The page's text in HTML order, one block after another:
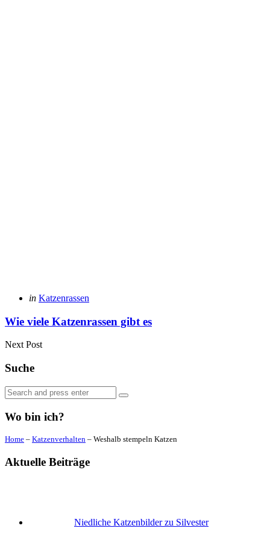
Posted
in Katzenrassen
Wie viele Katzenrassen gibt es
Next Post
Suche
Search
for:
Search
Wo bin ich?
Home – Katzenverhalten – Weshalb stempeln Katzen
Aktuelle Beiträge
Niedliche Katzenbilder zu Silvester